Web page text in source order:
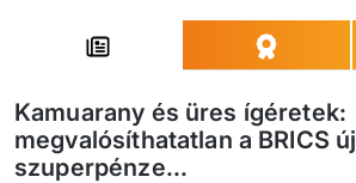
Kamuarany és üres ígéretek:
megvalósíthatatlan a BRICS új
szuperpénze...